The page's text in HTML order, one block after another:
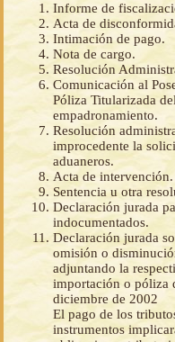
Informe de
Acta de
Intimación de pago.
Nota de cargo.
Resolución
Comunicación al
Póliza Titularizada
empadronamiento.
Resolución
improcedente la
aduaneros.
Acta de intervención.
Sentencia u otra
Declaración jurada
indocumentados.
Declaración jurada
omisión o
adjuntando la
importación o póliza
diciembre de 2002
El pago de los
instrumentos